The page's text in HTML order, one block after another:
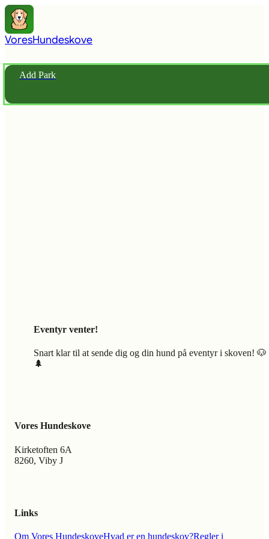
VoresHundeskove
Add Park
Eventyr venter!
Snart klar til at sende dig og din hund på eventyr i skoven! 🐶
🌲
Vores Hundeskove
Kirketoften 6A
8260, Viby J
Links
Om Vores HundeskoveHvad er en hundeskov?Regler i